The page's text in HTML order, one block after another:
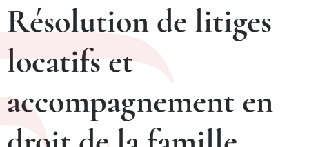
Résolution de litiges
locatifs et
accompagnement en